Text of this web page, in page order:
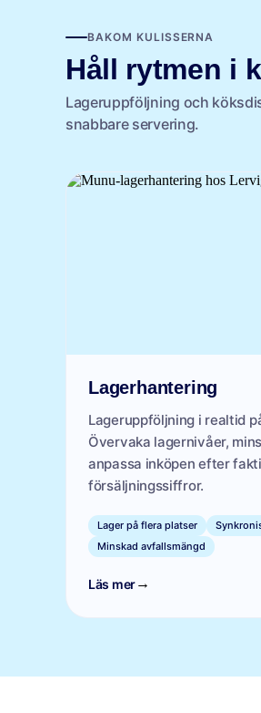
BAKOM KULISSERNA
Håll rytmen i
Lageruppföljning och
snabbare servering.
Lagerhantering
Lageruppföljning i realtid
Övervaka lagernivåer,
anpassa inköpen efter
försäljningssiffror.
Lager på flera platser
Minskad avfallsmängd
Läs mer→